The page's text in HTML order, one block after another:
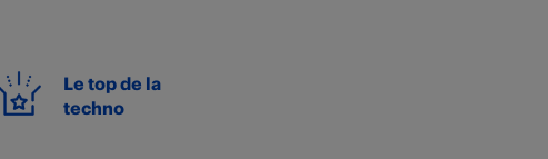
Le top de la
techno